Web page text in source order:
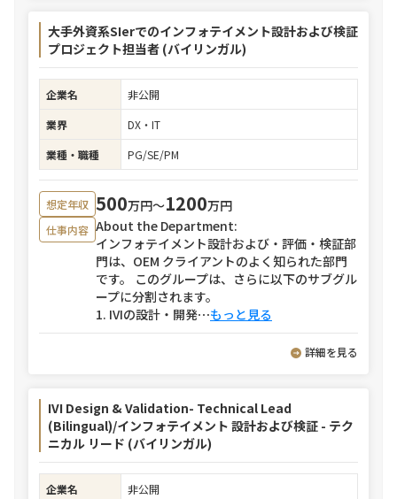
大手外資系SIerでのインフォテイメント設計および検証
プロジェクト担当者 (バイリンガル)
企業名
非公開
業界
DX・IT
業種・職種
PG/SE/PM
想定年収 500万円〜1200万円
仕事内容 About the Department:
インフォテイメント設計および・評価・検証部
門は、OEM クライアントのよく知られた部門
です。 このグループは、さらに以下のサブグル
ープに分割されます。
1. IVIの設計・開発⋯もっと見る
詳細を見る
IVI Design & Validation- Technical Lead
(Bilingual)/インフォテイメント 設計および検証 - テク
ニカル リード (バイリンガル)
企業名
非公開